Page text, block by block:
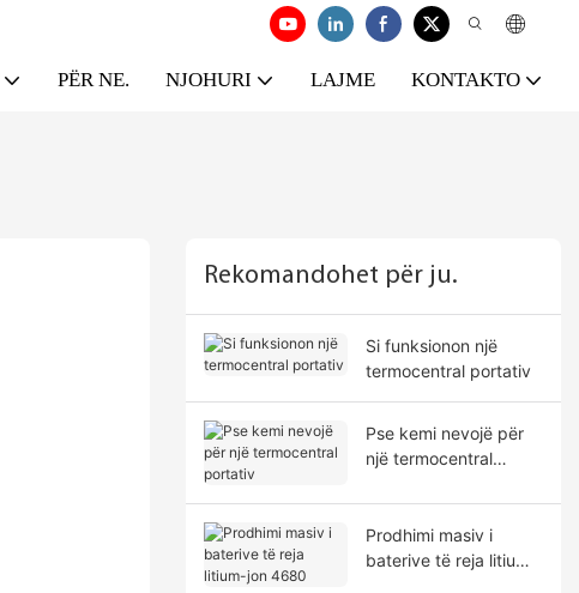
PËR NE. NJOHURI LAJME KONTAKTO
Rekomandohet për ju.
Si funksionon një
termocentral portativ
Pse kemi nevojë për
një termocentral
Prodhimi masiv i
baterive të reja litium-